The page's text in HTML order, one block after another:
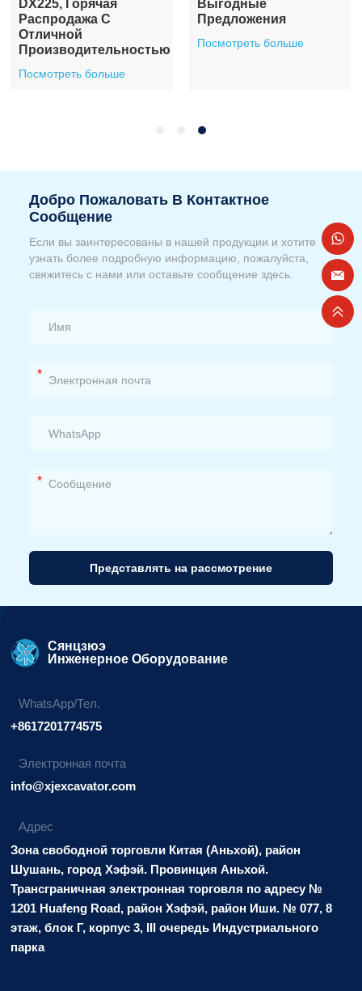
DX225, Горячая
Распродажа С
Отличной
Производительностью
Посмотреть больше
Выгодные
Предложения
Посмотреть больше
Добро Пожаловать В Контактное
Сообщение
Если вы заинтересованы в нашей продукции и хотите
узнать более подробную информацию, пожалуйста,
свяжитесь с нами или оставьте сообщение здесь.
*
*
Представлять на рассмотрение
вариант:
Сянцзюэ
Инженерное Оборудование
WhatsApp/Тел.
+8617201774575
Электронная почта
info@xjexcavator.com
Адрес
Зона свободной торговли Китая (Аньхой), район
Шушань, город Хэфэй. Провинция Аньхой.
Трансграничная электронная торговля по адресу №
1201 Huafeng Road, район Хэфэй, район Иши. № 077, 8
этаж, блок Г, корпус 3, III очередь Индустриального
парка